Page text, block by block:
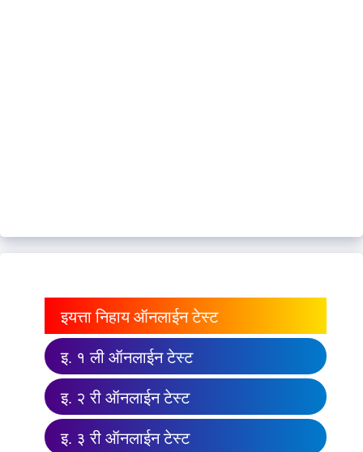
इयत्ता निहाय ऑनलाईन टेस्ट
इ. १ ली ऑनलाईन टेस्ट
इ. २ री ऑनलाईन टेस्ट
इ. ३ री ऑनलाईन टेस्ट